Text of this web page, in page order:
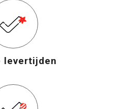
levertijden